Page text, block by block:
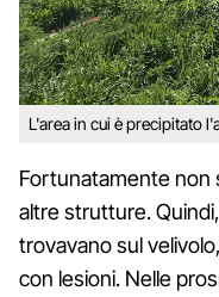
L'area in cui è precipitato
Fortunatamente non
altre strutture.
trovavano sul
con lesioni. Nelle